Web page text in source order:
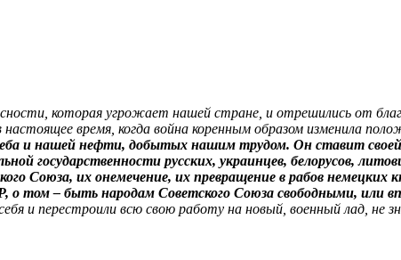
которая угрожает нашей стране, и отрешились от
время, когда война коренным образом изменила
и нашей нефти, добытых нашим трудом. Он ставит своей
государственности русских, украинцев, белорусов,
Союза, их онемечение, их превращение в рабов немецких
том – быть народам Советского Союза свободными, или
и перестроили всю свою работу на новый, военный лад, не